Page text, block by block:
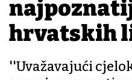
hrvatskih
''Uvažavajući